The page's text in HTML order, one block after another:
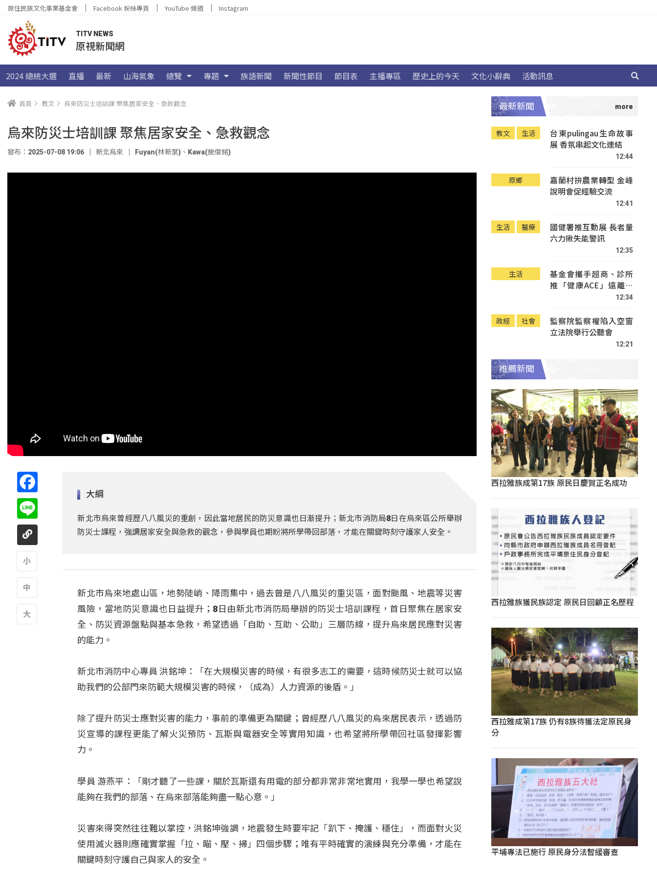
原住民族文化事業基金會 Facebook 粉絲專頁 YouTube 頻道 Instagram
TITV NEWS
原視新聞網
2024 總統大選 直播 最新 山海氣象 總覽 專題 族語新聞 新聞性節目 節目表 主播專區 歷史上的今天 文化小辭典 活動訊息
首頁 教文 烏來防災士培訓課 聚焦居家安全、急救觀念
烏來防災士培訓課 聚焦居家安全、急救觀念
發布：2025-07-08 19:06 新北烏來 Fuyan(林新棠) 、 Kawa(施俊銘)
大綱
新北市烏來曾經歷八八風災的重創，因此當地居民的防災意識也日漸提升；新北市消防局8日在烏來區公所舉辦
防災士課程，強調居家安全與急救的觀念，參與學員也期盼將所學帶回部落，才能在關鍵時刻守護家人安全。
新北市烏來地處山區，地勢陡峭、降雨集中，過去曾是八八風災的重災區，面對颱風、地震等災害
風險，當地防災意識也日益提升；8日由新北市消防局舉辦的防災士培訓課程，首日聚焦在居家安
全、防災資源盤點與基本急救，希望透過「自助、互助、公助」三層防線，提升烏來居民應對災害
的能力。
新北市消防中心專員 洪銘坤：「在大規模災害的時候，有很多志工的需要，這時候防災士就可以協
助我們的公部門來防範大規模災害的時候，（成為）人力資源的後盾。」
除了提升防災士應對災害的能力，事前的準備更為關鍵；曾經歷八八風災的烏來居民表示，透過防
災宣導的課程更能了解火災預防、瓦斯與電器安全等實用知識，也希望將所學帶回社區發揮影響
力。
學員 游燕平：「剛才聽了一些課，關於瓦斯還有用電的部分都非常非常地實用，我學一學也希望說
能夠在我們的部落、在烏來部落能夠盡一點心意。」
災害來得突然往往難以掌控，洪銘坤強調，地震發生時要牢記「趴下、掩護、穩住」，而面對火災
使用滅火器則應確實掌握「拉、瞄、壓、掃」四個步驟；唯有平時確實的演練與充分準備，才能在
關鍵時刻守護自己與家人的安全。
最新新聞
教文 生活
台東pulingau生命故事
展 香氛串起文化連結
12:44
原鄉
嘉蘭村拚農業轉型 金峰
說明會促經驗交流
12:41
生活 醫療
國健署推互動展 長者量
六力揪失能警訊
12:35
生活
基金會攜手超商、診所
推「健康ACE」遠離疾
12:34
政經 社會
監察院監察權陷入空窗
立法院舉行公聽會
12:21
推薦新聞
西拉雅族成第17族 原民日慶賀正名成功
西拉雅族獲民族認定 原民日回顧正名歷程
西拉雅成第17族 仍有8族待獲法定原民身
分
平埔專法已施行 原民身分法暫緩審查